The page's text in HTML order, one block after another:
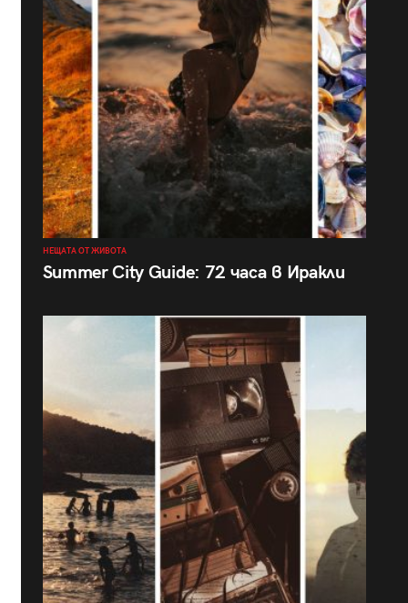
НЕЩАТА ОТ ЖИВОТА
Summer City Guide: 72 часа в Иракли